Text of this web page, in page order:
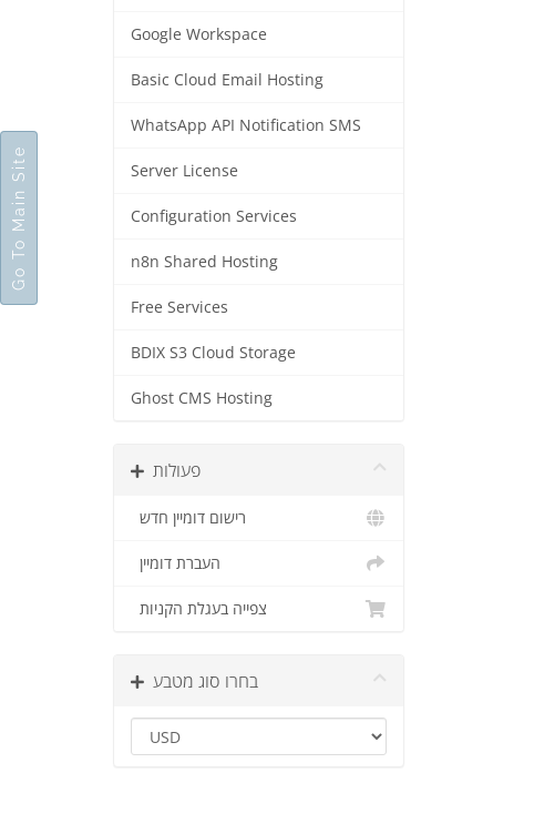
Google Workspace
Basic Cloud Email Hosting
WhatsApp API Notification SMS
Server License
Configuration Services
n8n Shared Hosting
Free Services
BDIX S3 Cloud Storage
Ghost CMS Hosting
פעולות
רישום דומיין חדש
העברת דומיין
צפייה בעגלת הקניות
בחרו סוג מטבע
Go To Main Site